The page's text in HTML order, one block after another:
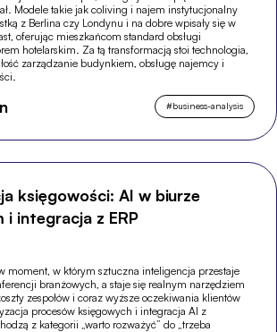
Modele takie jak coliving i najem instytucjonalny
z Berlina czy Londynu i na dobre wpisały się w
oferując mieszkańcom standard obsługi
hotelarskim. Za tą transformacją stoi technologia,
zarządzanie budynkiem, obsługę najemcy i
#business-analysis
księgowości: AI w biurze
i integracja z ERP
moment, w którym sztuczna inteligencja przestaje
branżowych, a staje się realnym narzędziem
zespołów i coraz wyższe oczekiwania klientów
procesów księgowych i integracja AI z
z kategorii „warto rozważyć” do „trzeba